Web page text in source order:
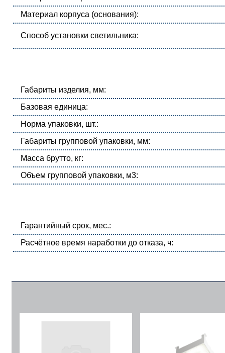
Материал корпуса (основания):
Способ установки светильника:
Габариты изделия, мм:
Базовая единица:
Норма упаковки, шт.:
Габариты групповой упаковки, мм:
Масса брутто, кг:
Объем групповой упаковки, м3:
Гарантийный срок, мес.:
Расчётное время наработки до отказа, ч: